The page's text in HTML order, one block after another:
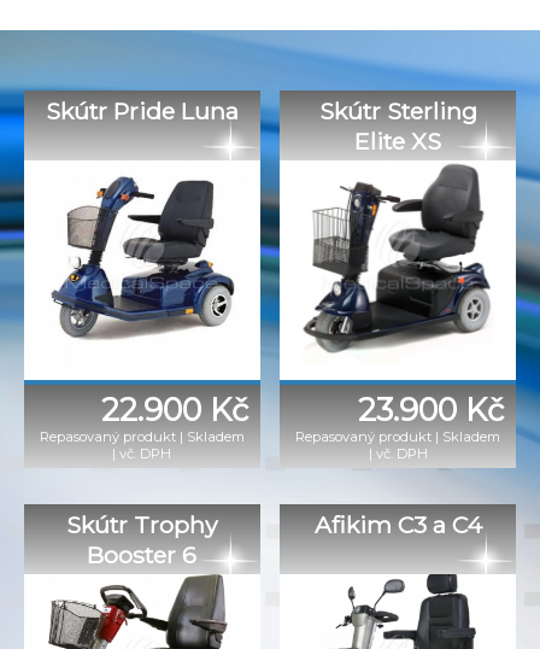
Skútr Pride Luna
22.900 Kč
Repasovaný produkt | Skladem
| vč. DPH
Skútr Sterling
Elite XS
23.900 Kč
Repasovaný produkt | Skladem
| vč. DPH
Skútr Trophy
Booster 6
Afikim C3 a C4